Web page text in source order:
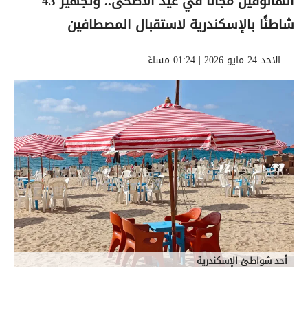
شاطئًا بالإسكندرية لاستقبال المصطافين
الاحد 24 مايو 2026 | 01:24 مساءً
أحد شواطئ الإسكندرية